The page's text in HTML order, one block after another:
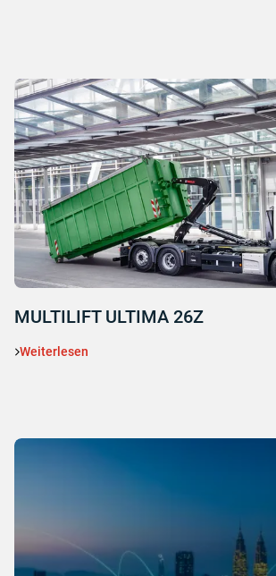
MULTILIFT ULTIMA 26Z
Weiterlesen